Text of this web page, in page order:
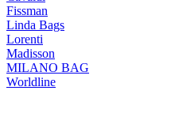
Fissman
Linda Bags
Lorenti
Madisson
MILANO BAG
Worldline